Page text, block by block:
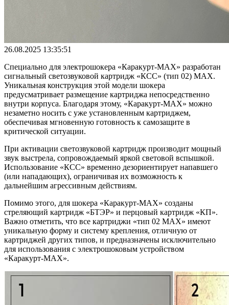
26.08.2025 13:35:51
Специально для электрошокера «Каракурт-MAX» разработан
сигнальный светозвуковой картридж «КСС» (тип 02) MAX.
Уникальная конструкция этой модели шокера
предусматривает размещение картриджа непосредственно
внутри корпуса. Благодаря этому, «Каракурт-MAX» можно
незаметно носить с уже установленным картриджем,
обеспечивая мгновенную готовность к самозащите в
критической ситуации.
При активации светозвуковой картридж производит мощный
звук выстрела, сопровождаемый яркой световой вспышкой.
Использование «КСС» временно дезориентирует напавшего
(или нападающих), ограничивая их возможность к
дальнейшим агрессивным действиям.
Помимо этого, для шокера «Каракурт-MAX» созданы
стреляющий картридж «БТЭР» и перцовый картридж «КП».
Важно отметить, что все картриджи «тип 02 MAX» имеют
уникальную форму и систему крепления, отличную от
картриджей других типов, и предназначены исключительно
для использования с электрошоковым устройством
«Каракурт-MAX».